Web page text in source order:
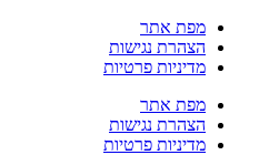
מפת אתר
הצהרת נגישות
מדיניות פרטיות
מפת אתר
הצהרת נגישות
מדיניות פרטיות